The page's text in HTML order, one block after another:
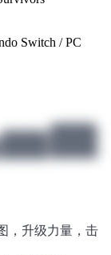
Switch /PC
，升级力量，击